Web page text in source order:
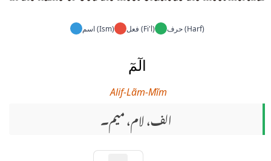
اسم (Ism) فعل (Fi'l) حرف (Harf)
الٓمٓ
Alif-Lãm-Mĩm
الف، لام، میم۔